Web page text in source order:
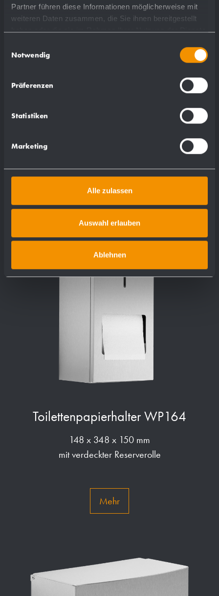
Partner führen diese Informationen möglicherweise mit
weiteren Daten zusammen, die Sie ihnen bereitgestellt
haben oder die sie im Rahmen Ihrer Nutzung der Dienste
Notwendig
Präferenzen
Statistiken
Marketing
Alle zulassen
Auswahl erlauben
Ablehnen
Piktogramm "Frau" AC410
Toilettenpapierhalter WP164
148 x 348 x 150 mm
mit verdeckter Reserverolle
Mehr